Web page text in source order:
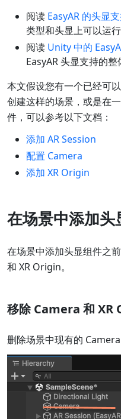
阅读 EasyAR 的头显
类型和头显上可以运行
阅读 Unity 中的
EasyAR 头显支持的整
本文假设您有一个已经可
创建这样的场景，或是在
件，可以参考以下文档：
添加 AR Session
配置 Camera
添加 XR Origin
在场景中添加头
在场景中添加头显组件之
和 XR Origin。
移除 Camera 和 XR
删除场景中现有的 Camera